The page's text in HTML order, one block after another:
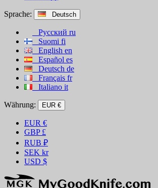
Sprache: Deutsch
Русский ru
Suomi fi
English en
Español es
Deutsch de
Français fr
Italiano it
Währung: EUR €
EUR €
GBP £
RUB ₽
SEK kr
USD $